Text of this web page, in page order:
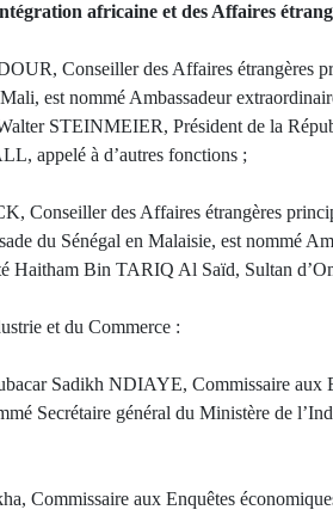
africaine et des Affaires
Conseiller des Affaires étrangères
est nommé Ambassadeur
STEINMEIER, Président de la
appelé à d’autres fonctions ;
des Affaires étrangères
du Sénégal en Malaisie, est nommé
Haitham Bin TARIQ Al Saïd, Sultan
et du Commerce :
Sadikh NDIAYE, Commissaire aux
Secrétaire général du Ministère de
aux Enquêtes